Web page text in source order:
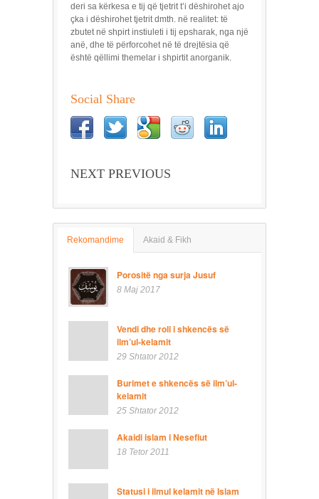
deri sa kërkesa e tij që tjetrit t’i dëshirohet ajo
çka i dëshirohet tjetrit dmth. në realitet: të
zbutet në shpirt instiuleti i tij epsharak, nga një
anë, dhe të përforcohet në të drejtësia që
është qëllimi themelar i shpirtit anorganik.
Social Share
NEXT PREVIOUS
Rekomandime Akaid & Fikh
Porositë nga surja Jusuf
8 Maj 2017
Vendi dhe roli i shkencës së
ilm’ul-kelamit
29 Shtator 2012
Burimet e shkencës së ilm’ul-
kelamit
25 Shtator 2012
Akaidi islam i Nesefiut
18 Tetor 2011
Statusi i ilmul kelamit në Islam